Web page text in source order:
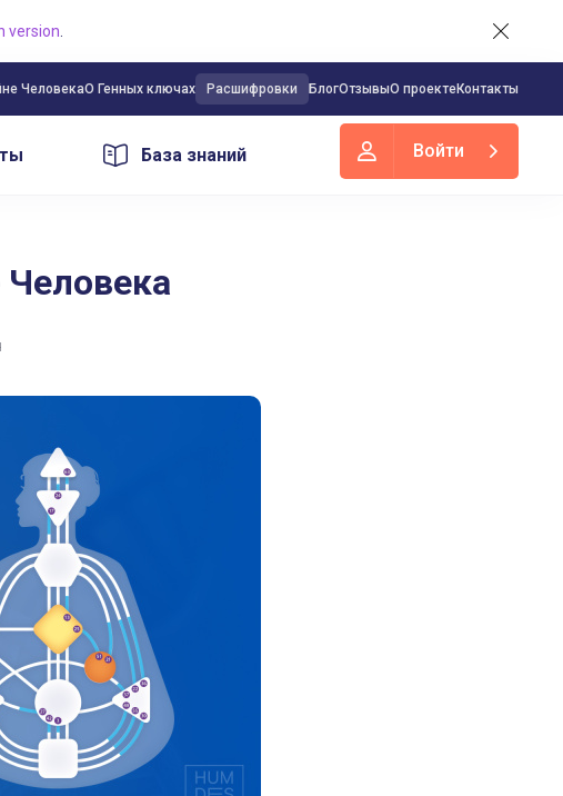
version
ЧеловекаО Генных ключах Расшифровки БлогОтзывыО проектеКонтакты
База знаний Войти